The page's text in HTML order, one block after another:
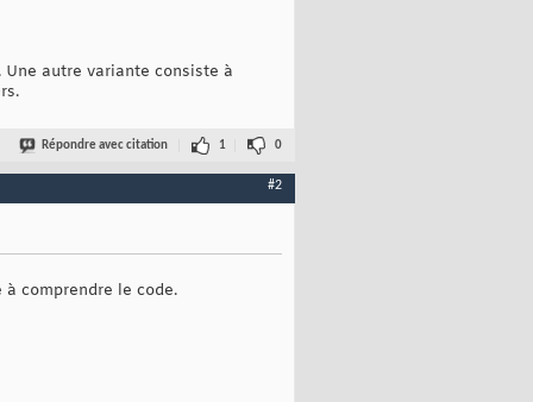
autre variante consiste à
Répondre avec citation 1 0
#2
comprendre le code.